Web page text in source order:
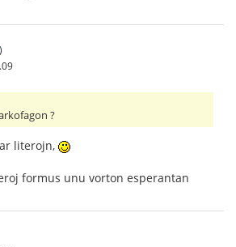
)
?
literojn,
formus unu vorton esperantan